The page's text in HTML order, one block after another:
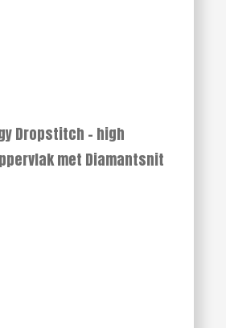
Dropstitch - high
met Diamantsnit